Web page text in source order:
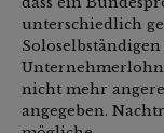
unterschiedlich
Unternehmerlohn
nicht mehr
angegeben.